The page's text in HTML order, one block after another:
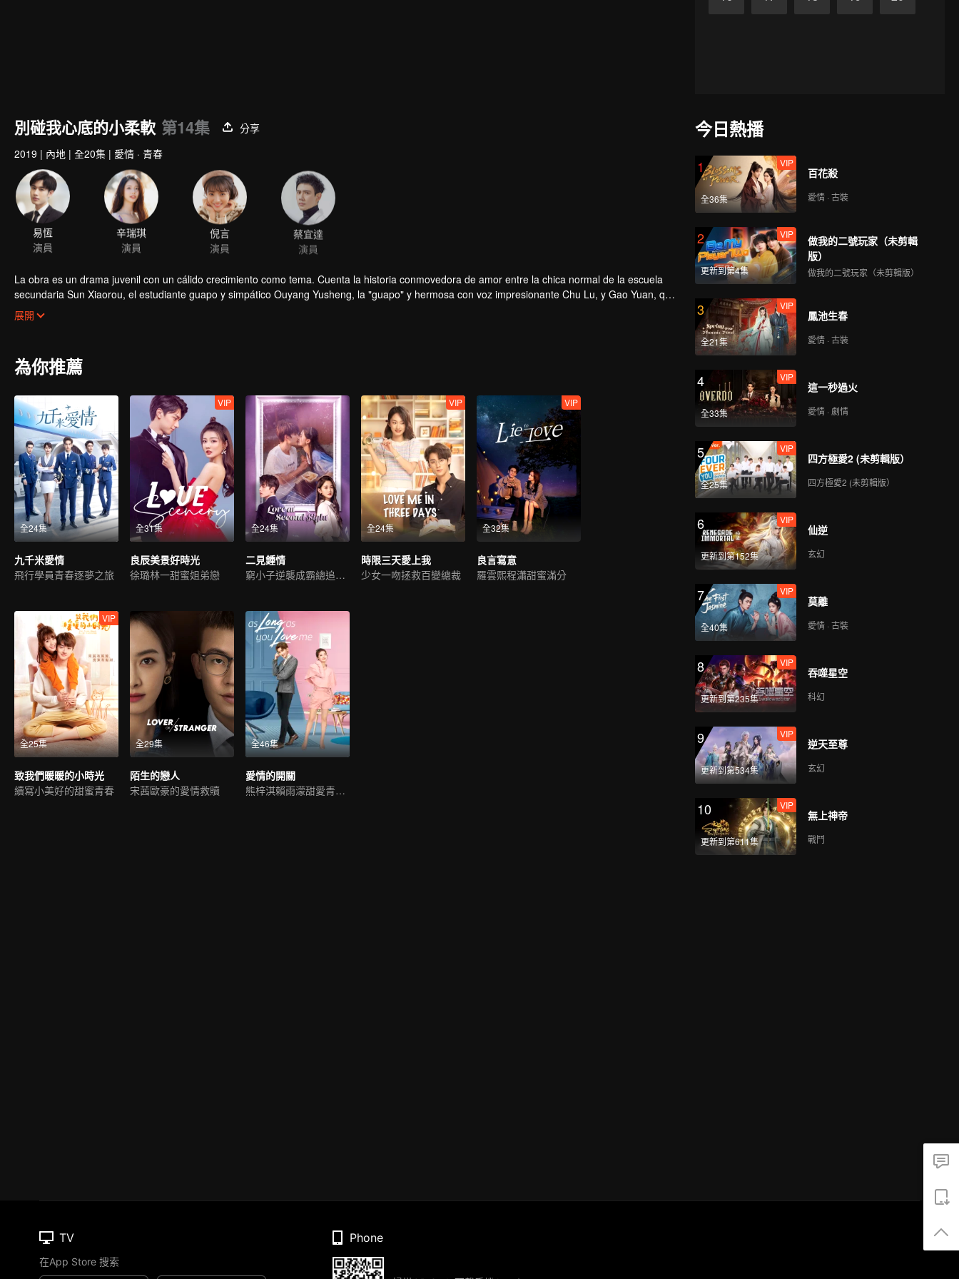
別碰我心底的小柔軟 第14集
分享
2019 | 內地 | 全20集 | 愛情 · 青春
易恆
演員
辛瑞琪
演員
倪言
演員
蔡宜達
演員
La obra es un drama juvenil con un cálido crecimiento como tema. Cuenta la historia conmovedora de amor entre la chica normal de la escuela
secundaria Sun Xiaorou, el estudiante guapo y simpático Ouyang Yusheng, la "guapo" y hermosa con voz impresionante Chu Lu, y Gao Yuan, que
le gusta la música. Sus crecimientos hacen reflexionar profundamente.
展開
為你推薦
全24集
九千米愛情
飛行學員青春逐夢之旅
全31集
VIP
良辰美景好時光
徐璐林一甜蜜姐弟戀
全24集
二見鍾情
窮小子逆襲成霸總追初戀
全24集
VIP
時限三天愛上我
少女一吻拯救百變總裁
全32集
VIP
良言寫意
羅雲熙程瀟甜蜜滿分
全25集
VIP
致我們暖暖的小時光
續寫小美好的甜蜜青春
全29集
陌生的戀人
宋茜歐豪的愛情救贖
全46集
愛情的開關
熊梓淇賴雨濛甜愛青梅竹馬
今日熱播
1
全36集
VIP
百花殺
愛情 · 古裝
2
更新到第4集
VIP
做我的二號玩家（未剪輯
版）
做我的二號玩家（未剪輯版）
3
全21集
VIP
鳳池生春
愛情 · 古裝
4
全33集
VIP
這一秒過火
愛情 · 劇情
5
全25集
VIP
四方極愛2 (未剪輯版）
四方極愛2 (未剪輯版）
6
更新到第152集
VIP
仙逆
玄幻
7
全40集
VIP
莫離
愛情 · 古裝
8
更新到第235集
VIP
吞噬星空
科幻
9
更新到第534集
VIP
逆天至尊
玄幻
10
更新到第611集
VIP
無上神帝
戰鬥
TV
在App Store 搜索
Phone